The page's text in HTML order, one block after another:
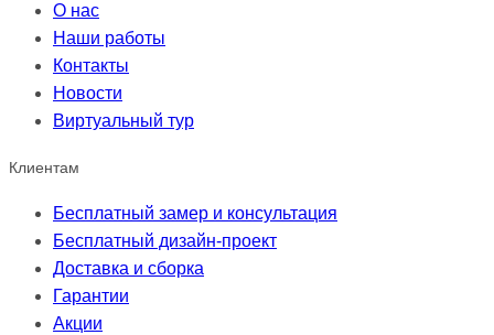
О нас
Наши работы
Контакты
Новости
Виртуальный тур
Клиентам
Бесплатный замер и консультация
Бесплатный дизайн-проект
Доставка и сборка
Гарантии
Акции